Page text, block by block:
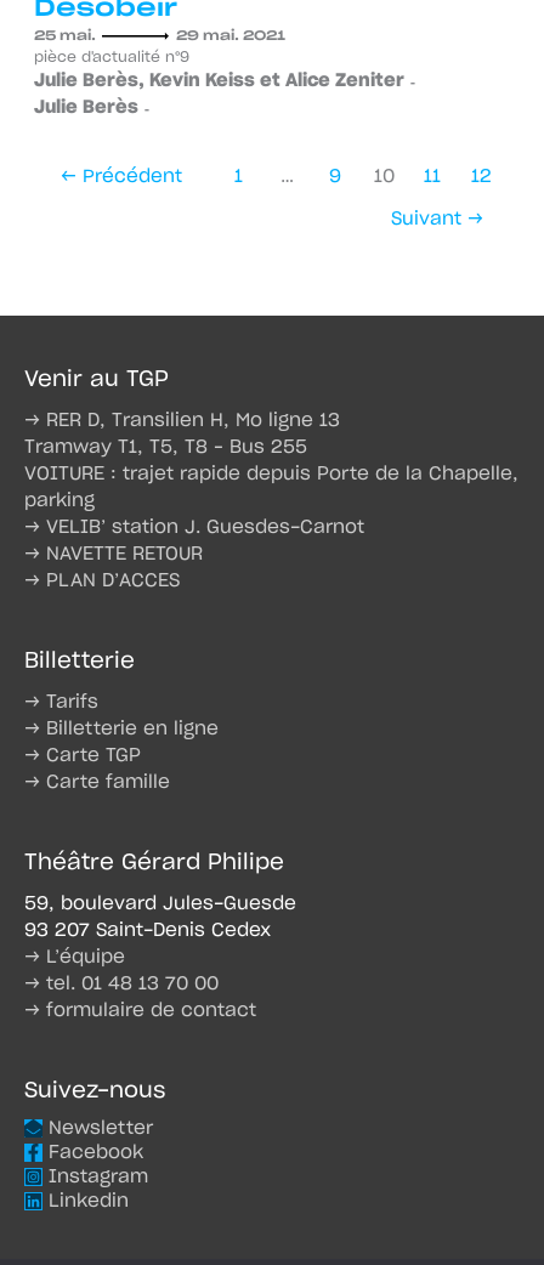
Désobéir
25 mai. 29 mai. 2021
pièce d'actualité n°9
Julie Berès, Kevin Keiss et Alice Zeniter
Julie Berès
← Précédent 1 … 9 10 11 12
Suivant →
Venir au TGP
→ RER D, Transilien H, Mo ligne 13
Tramway T1, T5, T8 – Bus 255
VOITURE : trajet rapide depuis Porte de la Chapelle,
parking
→ VELIB’ station J. Guesdes-Carnot
→ NAVETTE RETOUR
→ PLAN D’ACCES
Billetterie
→ Tarifs
→ Billetterie en ligne
→ Carte TGP
→ Carte famille
Théâtre Gérard Philipe
59, boulevard Jules-Guesde
93 207 Saint-Denis Cedex
→ L’équipe
→ tel. 01 48 13 70 00
→ formulaire de contact
Suivez-nous
Newsletter
Facebook
Instagram
Linkedin